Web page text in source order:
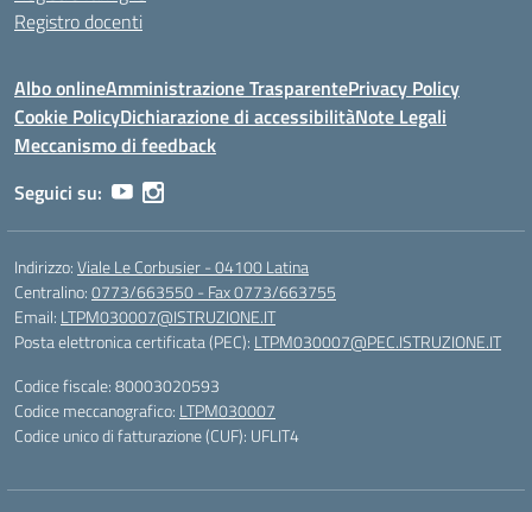
Registro docenti
Albo onlineAmministrazione TrasparentePrivacy Policy
Cookie PolicyDichiarazione di accessibilitàNote Legali
Meccanismo di feedback
Seguici su:
Indirizzo:Viale Le Corbusier - 04100 Latina
Centralino:0773/663550 - Fax 0773/663755
Email: LTPM030007@ISTRUZIONE.IT
Posta elettronica certificata (PEC): LTPM030007@PEC.ISTRUZIONE.IT
Codice fiscale: 80003020593
Codice meccanografico: LTPM030007
Codice unico di fatturazione (CUF): UFLIT4